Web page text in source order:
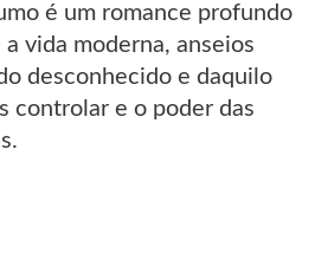
é um romance profundo
vida moderna, anseios
desconhecido e daquilo
controlar e o poder das